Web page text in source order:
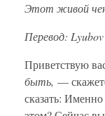
Этот живой
Перевод: Lyubov
Приветствую
быть, —
сказать: